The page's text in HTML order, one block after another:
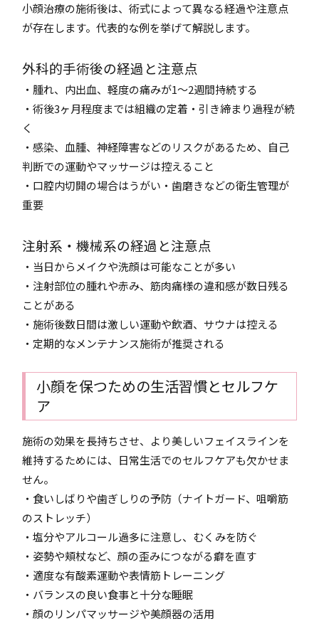
小顔治療の施術後は、術式によって異なる経過や注意点
が存在します。代表的な例を挙げて解説します。
外科的手術後の経過と注意点
・腫れ、内出血、軽度の痛みが1〜2週間持続する
・術後3ヶ月程度までは組織の定着・引き締まり過程が続
く
・感染、血腫、神経障害などのリスクがあるため、自己
判断での運動やマッサージは控えること
・口腔内切開の場合はうがい・歯磨きなどの衛生管理が
重要
注射系・機械系の経過と注意点
・当日からメイクや洗顔は可能なことが多い
・注射部位の腫れや赤み、筋肉痛様の違和感が数日残る
ことがある
・施術後数日間は激しい運動や飲酒、サウナは控える
・定期的なメンテナンス施術が推奨される
小顔を保つための生活習慣とセルフケ
ア
施術の効果を長持ちさせ、より美しいフェイスラインを
維持するためには、日常生活でのセルフケアも欠かせま
せん。
・食いしばりや歯ぎしりの予防（ナイトガード、咀嚼筋
のストレッチ）
・塩分やアルコール過多に注意し、むくみを防ぐ
・姿勢や頬杖など、顔の歪みにつながる癖を直す
・適度な有酸素運動や表情筋トレーニング
・バランスの良い食事と十分な睡眠
・顔のリンパマッサージや美顔器の活用